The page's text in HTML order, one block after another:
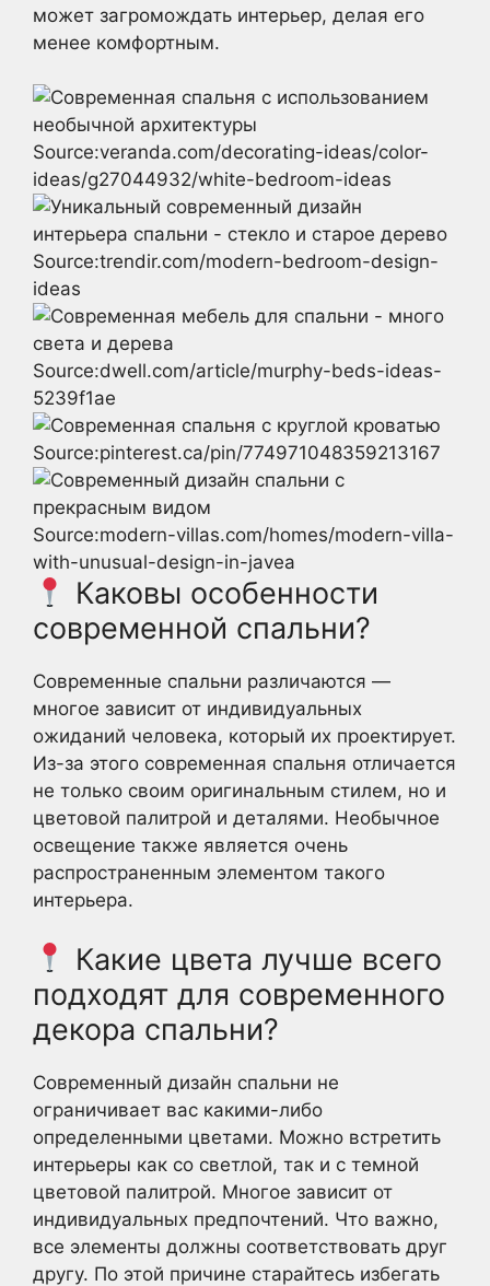
может загромождать интерьер, делая его
менее комфортным.
Source:veranda.com/decorating-ideas/color-
ideas/g27044932/white-bedroom-ideas
Source:trendir.com/modern-bedroom-design-
ideas
Source:dwell.com/article/murphy-beds-ideas-
5239f1ae
Source:pinterest.ca/pin/774971048359213167
Source:modern-villas.com/homes/modern-villa-
with-unusual-design-in-javea
Каковы особенности
современной спальни?
Современные спальни различаются —
многое зависит от индивидуальных
ожиданий человека, который их проектирует.
Из-за этого современная спальня отличается
не только своим оригинальным стилем, но и
цветовой палитрой и деталями. Необычное
освещение также является очень
распространенным элементом такого
интерьера.
Какие цвета лучше всего
подходят для современного
декора спальни?
Современный дизайн спальни не
ограничивает вас какими-либо
определенными цветами. Можно встретить
интерьеры как со светлой, так и с темной
цветовой палитрой. Многое зависит от
индивидуальных предпочтений. Что важно,
все элементы должны соответствовать друг
другу. По этой причине старайтесь избегать